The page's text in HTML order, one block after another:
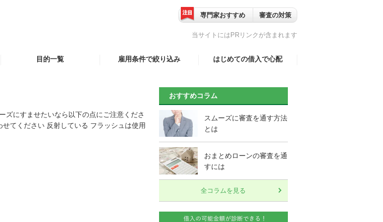
専門家おすすめ 審査の対策
当サイトにはPRリンクが含まれます
目的一覧 雇用条件で絞り込み
学生（２０歳以上）
事業資金・運転資金
はじめての借入で心配
口コミ一覧
ズにすませたいなら以下の点にご注意くださ
てください 反射している フラッシュは使用
おすすめコラム
スムーズに審査を通す方法
とは
おまとめローンの審査を通
すには
全コラムを見る